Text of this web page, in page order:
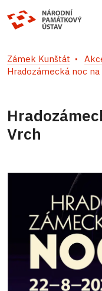
Zámek Kunštát
Hradozámecká noc na
Vrch